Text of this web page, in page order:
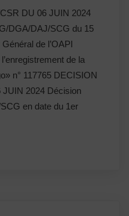
DU 06 JUIN 2024
DGA/DAJ/SCG du 15
de l’OAPI
de la
n° 117765 DECISION
JUIN 2024 Décision
en date du 1er